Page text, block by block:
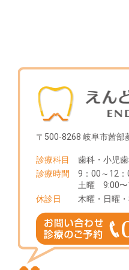
〒500-8268 岐阜市茜部
診療科目
歯科・小児
診療時間
9：00～12
土曜 9:00〜
休診日
木曜・日曜